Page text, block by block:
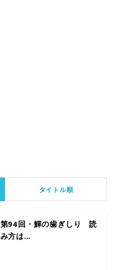
タイトル順
第94回・鱓の歯ぎしり 読
み方は…